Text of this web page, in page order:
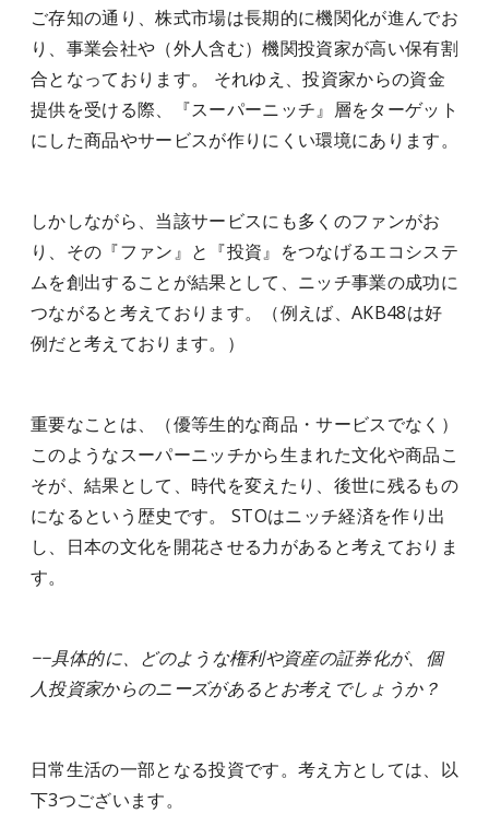
ご存知の通り、株式市場は長期的に機関化が進んでお
り、事業会社や（外人含む）機関投資家が高い保有割
合となっております。 それゆえ、投資家からの資金
提供を受ける際、『スーパーニッチ』層をターゲット
にした商品やサービスが作りにくい環境にあります。
しかしながら、当該サービスにも多くのファンがお
り、その『ファン』と『投資』をつなげるエコシステ
ムを創出することが結果として、ニッチ事業の成功に
つながると考えております。（例えば、AKB48は好
例だと考えております。）
重要なことは、（優等生的な商品・サービスでなく）
このようなスーパーニッチから生まれた文化や商品こ
そが、結果として、時代を変えたり、後世に残るもの
になるという歴史です。 STOはニッチ経済を作り出
し、日本の文化を開花させる力があると考えておりま
す。
−−具体的に、どのような権利や資産の証券化が、個
人投資家からのニーズがあるとお考えでしょうか？
日常生活の一部となる投資です。考え方としては、以
下3つございます。